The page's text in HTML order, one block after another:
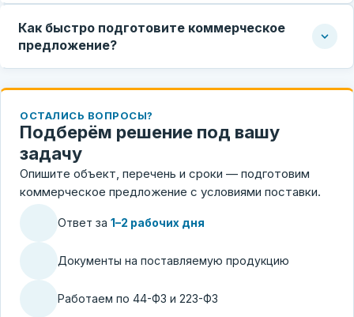
Как быстро подготовите коммерческое
предложение?
ОСТАЛИСЬ ВОПРОСЫ?
Подберём решение под вашу
задачу
Опишите объект, перечень и сроки — подготовим
коммерческое предложение с условиями поставки.
Ответ за 1–2 рабочих дня
Документы на поставляемую продукцию
Работаем по 44-ФЗ и 223-ФЗ